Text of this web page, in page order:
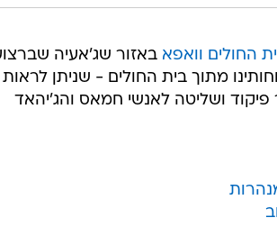
החולים וואפא באזור שג'אעיה
מתוך בית החולים - שניתן לראות
ושליטה לאנשי חמאס והג'יהאד